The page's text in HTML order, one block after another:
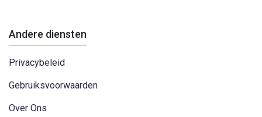
Andere diensten
Privacybeleid
Gebruiksvoorwaarden
Over Ons